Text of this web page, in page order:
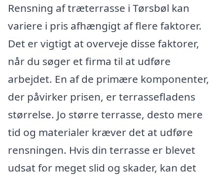
Rensning af træterrasse i Tørsbøl kan
variere i pris afhængigt af flere faktorer.
Det er vigtigt at overveje disse faktorer,
når du søger et firma til at udføre
arbejdet. En af de primære komponenter,
der påvirker prisen, er terrassefladens
størrelse. Jo større terrasse, desto mere
tid og materialer kræver det at udføre
rensningen. Hvis din terrasse er blevet
udsat for meget slid og skader, kan det